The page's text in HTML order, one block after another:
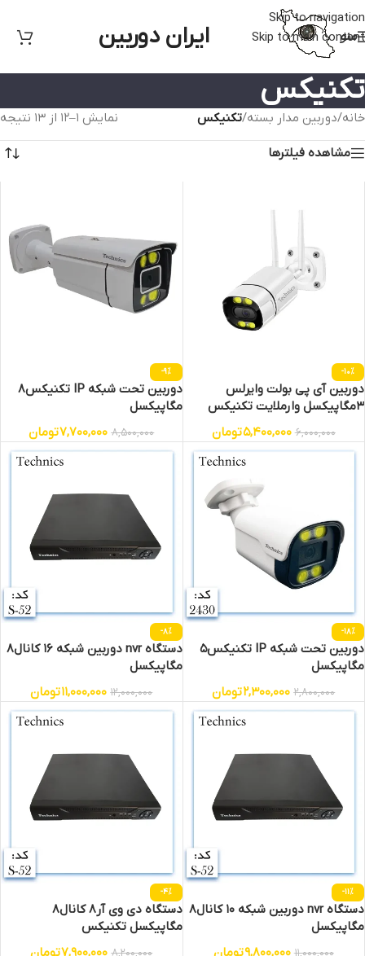
Skip to navigation
Skip to main content
منو ایران دوربین
تکنیکس
خانه/دوربین مدار بسته/تکنیکس نمایش 1–12 از 13 نتیجه
مشاهده فیلترها
-10%
دوربین آی پی بولت وایرلس
3مگاپیکسل وارملایت تکنیکس
6,000,000
5,400,000تومان
-9%
دوربین تحت شبکه IP تکنیکس8
مگاپیکسل
8,500,000
7,700,000تومان
-18%
دوربین تحت شبکه IP تکنیکس5
مگاپیکسل
2,800,000
2,300,000تومان
-8%
دستگاه nvr دوربین شبکه 16 کانال8
مگاپیکسل
12,000,000
11,000,000تومان
-11%
دستگاه nvr دوربین شبکه 10 کانال8
مگاپیکسل
11,000,000
9,800,000تومان
-4%
دستگاه دی وی آر8 کانال8
مگاپیکسل تکنیکس
8,200,000
7,900,000تومان